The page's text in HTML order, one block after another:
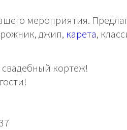
мероприятия.
джип, карета,
кортеж!